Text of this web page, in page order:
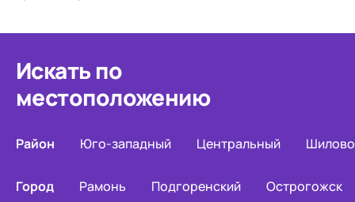
Искать по
местоположению
Район Юго-западный Центральный Шилово
Город Рамонь Подгоренский Острогожск